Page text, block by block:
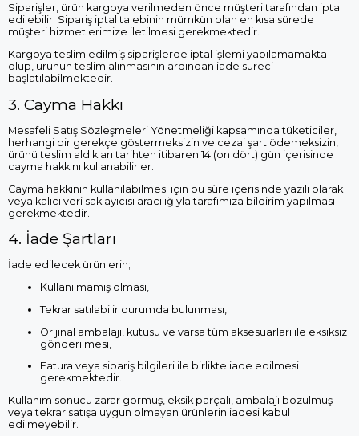
Siparişler, ürün kargoya verilmeden önce müşteri tarafından iptal
edilebilir. Sipariş iptal talebinin mümkün olan en kısa sürede
müşteri hizmetlerimize iletilmesi gerekmektedir.
Kargoya teslim edilmiş siparişlerde iptal işlemi yapılamamakta
olup, ürünün teslim alınmasının ardından iade süreci
başlatılabilmektedir.
3. Cayma Hakkı
Mesafeli Satış Sözleşmeleri Yönetmeliği kapsamında tüketiciler,
herhangi bir gerekçe göstermeksizin ve cezai şart ödemeksizin,
ürünü teslim aldıkları tarihten itibaren 14 (on dört) gün içerisinde
cayma hakkını kullanabilirler.
Cayma hakkının kullanılabilmesi için bu süre içerisinde yazılı olarak
veya kalıcı veri saklayıcısı aracılığıyla tarafımıza bildirim yapılması
gerekmektedir.
4. İade Şartları
İade edilecek ürünlerin;
Kullanılmamış olması,
Tekrar satılabilir durumda bulunması,
Orijinal ambalajı, kutusu ve varsa tüm aksesuarları ile eksiksiz
gönderilmesi,
Fatura veya sipariş bilgileri ile birlikte iade edilmesi
gerekmektedir.
Kullanım sonucu zarar görmüş, eksik parçalı, ambalajı bozulmuş
veya tekrar satışa uygun olmayan ürünlerin iadesi kabul
edilmeyebilir.